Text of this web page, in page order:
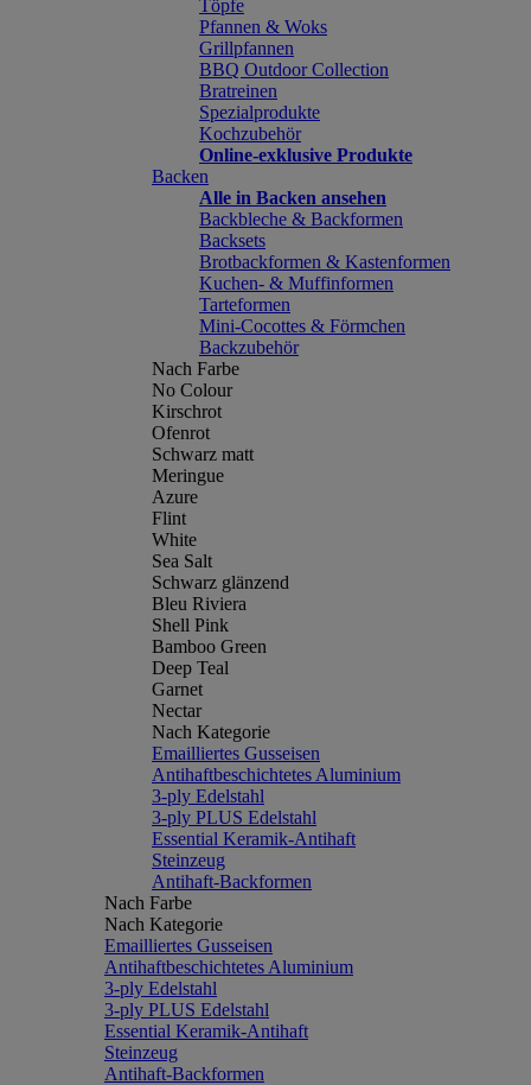
Töpfe
Pfannen & Woks
Grillpfannen
BBQ Outdoor Collection
Bratreinen
Spezialprodukte
Kochzubehör
Online-exklusive Produkte
Backen
Alle in Backen ansehen
Backbleche & Backformen
Backsets
Brotbackformen & Kastenformen
Kuchen- & Muffinformen
Tarteformen
Mini-Cocottes & Förmchen
Backzubehör
Nach Farbe
No Colour
Kirschrot
Ofenrot
Schwarz matt
Meringue
Azure
Flint
White
Sea Salt
Schwarz glänzend
Bleu Riviera
Shell Pink
Bamboo Green
Deep Teal
Garnet
Nectar
Nach Kategorie
Emailliertes Gusseisen
Antihaftbeschichtetes Aluminium
3-ply Edelstahl
3-ply PLUS Edelstahl
Essential Keramik-Antihaft
Steinzeug
Antihaft-Backformen
Nach Farbe
Nach Kategorie
Emailliertes Gusseisen
Antihaftbeschichtetes Aluminium
3-ply Edelstahl
3-ply PLUS Edelstahl
Essential Keramik-Antihaft
Steinzeug
Antihaft-Backformen